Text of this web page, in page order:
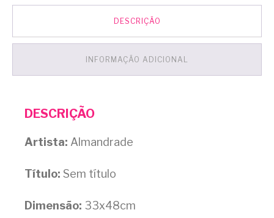
DESCRIÇÃO
INFORMAÇÃO ADICIONAL
DESCRIÇÃO
Artista: Almandrade
Título: Sem título
Dimensão: 33x48cm